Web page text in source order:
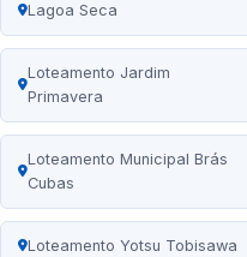
Lagoa Seca
Loteamento Jardim
Primavera
Loteamento Municipal Brás
Cubas
Loteamento Yotsu Tobisawa